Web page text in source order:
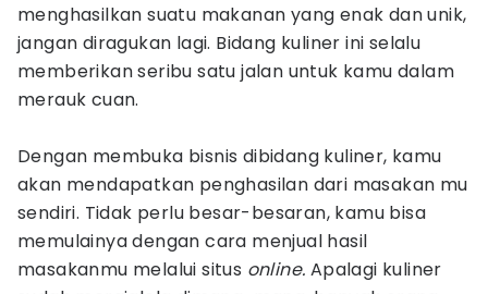
menghasilkan suatu makanan yang enak dan unik,
jangan diragukan lagi. Bidang kuliner ini selalu
memberikan seribu satu jalan untuk kamu dalam
merauk cuan.
Dengan membuka bisnis dibidang kuliner, kamu
akan mendapatkan penghasilan dari masakan mu
sendiri. Tidak perlu besar-besaran, kamu bisa
memulainya dengan cara menjual hasil
masakanmu melalui situs online. Apalagi kuliner